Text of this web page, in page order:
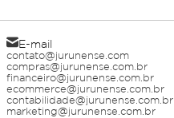
E-mail
contato@jurunense.com
compras@jurunense.com.br
financeiro@jurunense.com.br
ecommerce@jurunense.com.br
contabilidade@jurunense.com.br
marketing@jurunense.com.br